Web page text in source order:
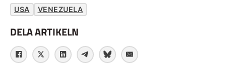
USA VENEZUELA
DELA ARTIKELN